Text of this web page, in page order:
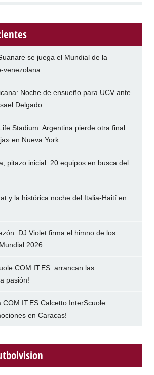
se juega el Mundial de la
venezolana
Noche de ensueño para UCV ante
Delgado
Stadium: Argentina pierde otra final
en Nueva York
pitazo inicial: 20 equipos en busca del
y la histórica noche del Italia-Haití en
DJ Violet firma el himno de los
2026
COM.IT.ES: arrancan las
pasión!
COM.IT.ES Calcetto InterScuole:
en Caracas!